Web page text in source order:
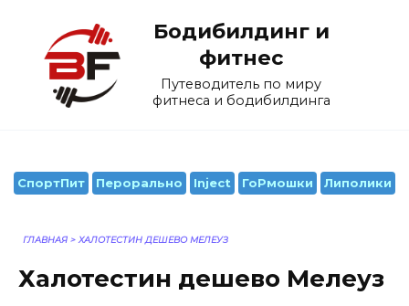
содержанию
Бодибилдинг и
фитнес
Путеводитель по миру
фитнеса и бодибилдинга
СпортПит Перорально Inject ГоРмошки Липолики
ГЛАВНАЯ > ХАЛОТЕСТИН ДЕШЕВО МЕЛЕУЗ
Халотестин дешево Мелеуз